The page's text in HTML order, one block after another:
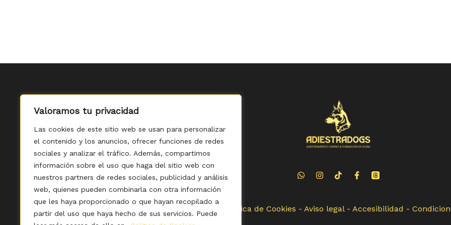
Valoramos tu privacidad
Las cookies de este sitio web se usan para personalizar
el contenido y los anuncios, ofrecer funciones de redes
sociales y analizar el tráfico. Además, compartimos
información sobre el uso que haga del sitio web con
nuestros partners de redes sociales, publicidad y análisis
web, quienes pueden combinarla con otra información
que les haya proporcionado o que hayan recopilado a
partir del uso que haya hecho de sus servicios. Puede
Política de Privacidad Política de Cookies - Aviso legal- Accesibilidad -